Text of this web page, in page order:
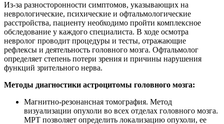
Из-за разносторонности симптомов, указывающих на
неврологические, психические и офтальмологические
расстройства, пациенту необходимо пройти комплексное
обследование у каждого специалиста. В ходе осмотра
невролог проводит процедуры и тесты, отражающие
рефлексы и деятельность головного мозга. Офтальмолог
определяет степень потери зрения и причины нарушения
функций зрительного нерва.
Методы диагностики астроцитомы головного мозга:
Магнитно-резонансная томография. Метод
визуализации опухоли во всех отделах головного мозга.
МРТ позволяет определить локализацию опухоли, ее